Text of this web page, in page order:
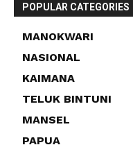
POPULAR CATEGORIES
MANOKWARI
NASIONAL
KAIMANA
TELUK BINTUNI
MANSEL
PAPUA